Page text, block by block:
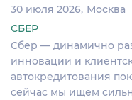
30 июля 2026 Москва
СБЕР
Сбер — динамично
инновации и
автокредитования
сейчас мы ищем